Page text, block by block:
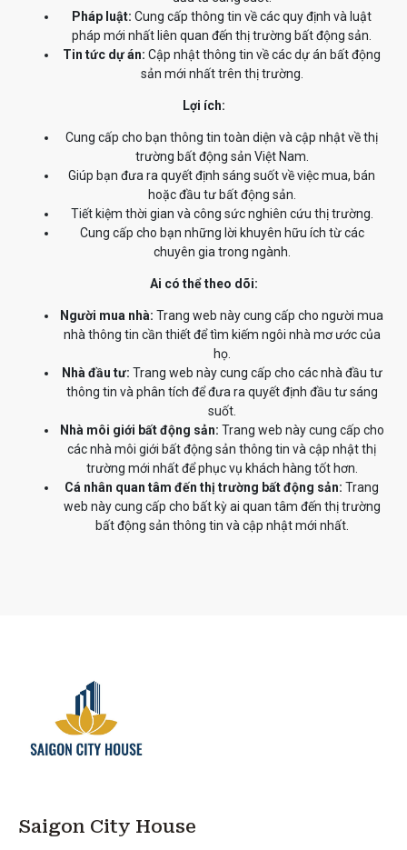
Pháp luật: Cung cấp thông tin về các quy định và luật
pháp mới nhất liên quan đến thị trường bất động sản.
Tin tức dự án: Cập nhật thông tin về các dự án bất động
sản mới nhất trên thị trường.
Lợi ích:
Cung cấp cho bạn thông tin toàn diện và cập nhật về thị
trường bất động sản Việt Nam.
Giúp bạn đưa ra quyết định sáng suốt về việc mua, bán
hoặc đầu tư bất động sản.
Tiết kiệm thời gian và công sức nghiên cứu thị trường.
Cung cấp cho bạn những lời khuyên hữu ích từ các
chuyên gia trong ngành.
Ai có thể theo dõi:
Người mua nhà: Trang web này cung cấp cho người mua
nhà thông tin cần thiết để tìm kiếm ngôi nhà mơ ước của
họ.
Nhà đầu tư: Trang web này cung cấp cho các nhà đầu tư
thông tin và phân tích để đưa ra quyết định đầu tư sáng
suốt.
Nhà môi giới bất động sản: Trang web này cung cấp cho
các nhà môi giới bất động sản thông tin và cập nhật thị
trường mới nhất để phục vụ khách hàng tốt hơn.
Cá nhân quan tâm đến thị trường bất động sản: Trang
web này cung cấp cho bất kỳ ai quan tâm đến thị trường
bất động sản thông tin và cập nhật mới nhất.
Saigon City House